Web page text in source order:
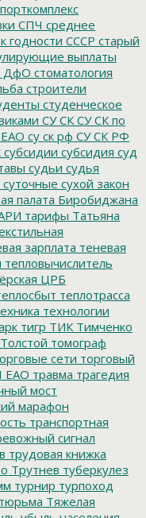
СПЧ среднее
годности СССР старый
выплаты
ДфО стоматология
строители
студенческое
СУ СК СУ СК по
ЕАО су ск рф СУ СК РФ
субсидии субсидия суд
судьи судья
суточные сухой закон
палата Биробиджана
тарифы Татьяна
зарплата теневая
тепловычислитель
ЦРБ
теплотрасса
технологии
тигр ТИК Тимченко
Толстой томограф
сети торговый
ЕАО травма трагедия
мост
марафон
транспортная
сигнал
трудовая книжка
Трутнев туберкулез
турнир турпоход
тюрьма Тяжелая